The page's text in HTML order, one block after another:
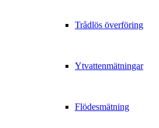
Trådlös överföring
Ytvattenmätningar
Flödesmätning